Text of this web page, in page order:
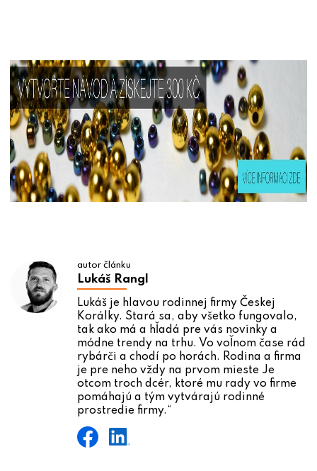
autor článku
Lukáš Rangl
Lukáš je hlavou rodinnej firmy Českej
Korálky. Stará sa, aby všetko fungovalo,
tak ako má a hľadá pre vás novinky a
módne trendy na trhu. Vo voľnom čase rád
rybárči a chodí po horách. Rodina a firma
je pre neho vždy na prvom mieste Je
otcom troch dcér, ktoré mu rady vo firme
pomáhajú a tým vytvárajú rodinné
prostredie firmy.“